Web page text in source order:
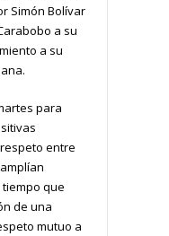
Simón Bolívar
a su
a su
para
entre
que
de una
mutuo a